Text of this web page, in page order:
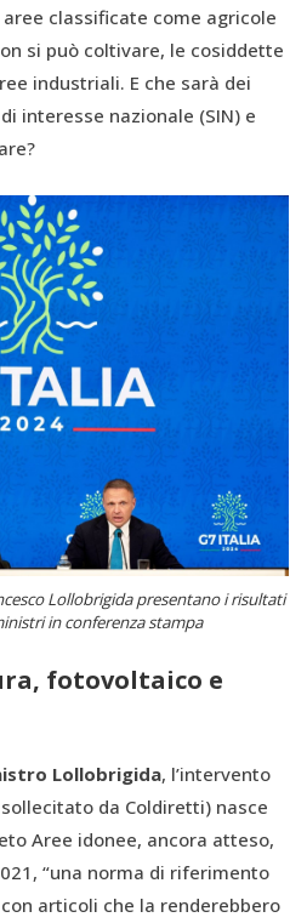
classificate come agricole
si può coltivare, le cosiddette
industriali. E che sarà dei
interesse nazionale (SIN) e
Lollobrigida presentano i risultati
in conferenza stampa
fotovoltaico e
Lollobrigida, l’intervento
da Coldiretti) nasce
Aree idonee, ancora atteso,
“una norma di riferimento
articoli che la renderebbero